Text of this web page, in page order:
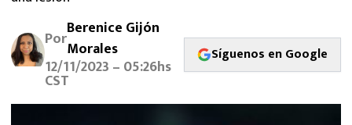
FUTBOL INTERNACIONAL
MEXICANOS EN EL EXTRANJERO
FUTBOL ESTUFA
PorBerenice Gijón
Morales
12/11/2023 – 05:26hs
CST
Síguenos en Google